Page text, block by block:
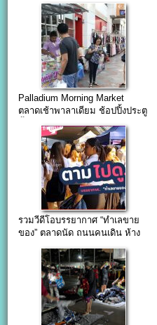
Palladium Morning Market
ตลาดเช้าพาลาเดียม ช้อปปิ้งประตู
รวมวีดีโอบรรยากาศ “ทำเลขาย
ของ” ตลาดนัด ถนนคนเดิน ห้าง